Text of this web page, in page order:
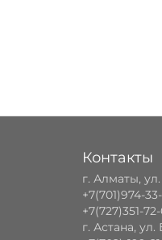
Контакты
г. Алматы,
+7(701)974-
+7(727)351-
г. Астана,